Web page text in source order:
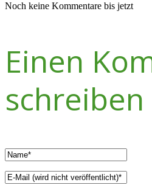
Noch keine Kommentare bis jetzt
Einen
schreiben